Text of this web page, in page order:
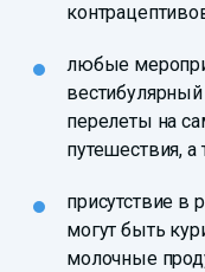
любые
перелеты на
путешествия, а
присутствие в
могут быть
молочные